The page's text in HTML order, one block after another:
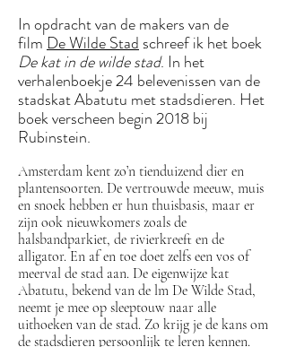
In opdracht van de makers van de
filmDe Wilde Stad schreef ik het boek
De kat in de wilde stad. In het
verhalenboekje 24 belevenissen van de
stadskat Abatutu met stadsdieren. Het
boek verscheen begin 2018 bij
Rubinstein.
Amsterdam kent zo’n tienduizend dier­ en
plantensoorten. De vertrouwde meeuw, muis
en snoek hebben er hun thuisbasis, maar er
zijn ook nieuwkomers zoals de
halsbandparkiet, de rivierkreeft en de
alligator. En af en toe doet zelfs een vos of
meerval de stad aan. De eigenwijze kat
Abatutu, bekend van de lm De Wilde Stad,
neemt je mee op sleeptouw naar alle
uithoeken van de stad. Zo krijg je de kans om
de stadsdieren persoonlijk te leren kennen.